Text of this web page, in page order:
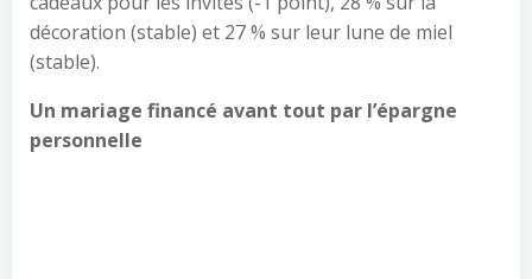
décoration (stable) et 27 % sur leur lune de miel
(stable).
Un mariage financé avant tout par l’épargne
personnelle